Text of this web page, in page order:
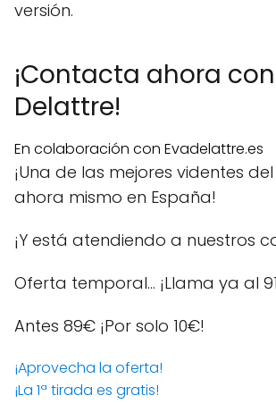
versión.
¡Contacta ahora
Delattre!
En colaboración con Evadelattre.es
¡Una de las mejores videntes
ahora mismo en España!
¡Y está atendiendo a nuestros
Oferta temporal… ¡Llama ya al
Antes 89€ ¡Por solo 10€!
¡Aprovecha la oferta!
¡La 1ª tirada es gratis!